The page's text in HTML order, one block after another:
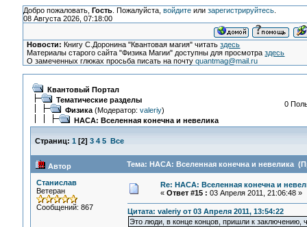
Добро пожаловать, Гость. Пожалуйста, войдитеили зарегистрируйтесь.
08 Августа 2026, 07:18:00
Новости: Книгу С.Доронина "Квантовая магия" читатьздесь
Материалы старого сайта "Физика Магии" доступны для просмотраздесь
О замеченных глюках просьба писать на почтуquantmag@mail.ru
Квантовый Портал
Тематические разделы
Физика(Модератор: valeriy)
НАСА: Вселенная конечна и невелика
0
Страниц: 1 [2] 3 4 5 Все
Автор Тема: НАСА: Вселенная конечна и невелика
Станислав
Ветеран
Сообщений: 867
Re: НАСА: Вселенная конечна и
« Ответ #15 : 03 Апреля 2011, 21:06:48 »
Цитата: valeriy от 03 Апреля 2011, 13:54:22
Это люди, в конце концов, пришли к заключению,